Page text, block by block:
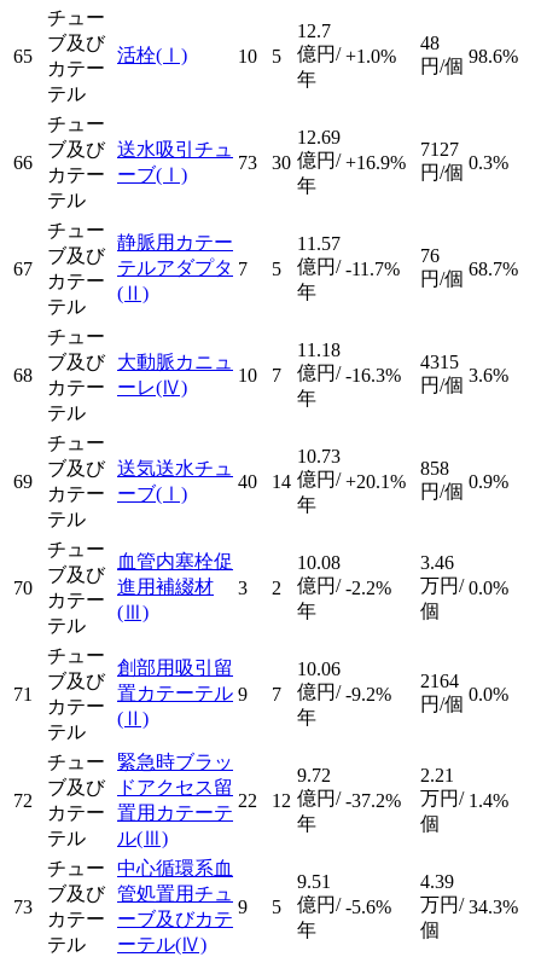
65
チュー
ブ及び
カテー
テル
活栓(Ⅰ) 10 5
12.7
億円/
年
+1.0%
48
円/個 98.6%
66
チュー
ブ及び
カテー
テル
送水吸引チュ
ーブ(Ⅰ)
73 30
12.69
億円/
年
+16.9%
7127
円/個 0.3%
67
チュー
ブ及び
カテー
テル
静脈用カテー
テルアダプタ
(Ⅱ)
7 5
11.57
億円/
年
-11.7%
76
円/個 68.7%
68
チュー
ブ及び
カテー
テル
大動脈カニュ
ーレ(Ⅳ)
10 7
11.18
億円/
年
-16.3%
4315
円/個 3.6%
69
チュー
ブ及び
カテー
テル
送気送水チュ
ーブ(Ⅰ)
40 14
10.73
億円/
年
+20.1%
858
円/個 0.9%
70
チュー
ブ及び
カテー
テル
血管内塞栓促
進用補綴材
(Ⅲ)
3 2
10.08
億円/
年
-2.2%
3.46
万円/
個
0.0%
71
チュー
ブ及び
カテー
テル
創部用吸引留
置カテーテル
(Ⅱ)
9 7
10.06
億円/
年
-9.2%
2164
円/個 0.0%
72
チュー
ブ及び
カテー
テル
緊急時ブラッ
ドアクセス留
置用カテーテ
ル(Ⅲ)
22 12
9.72
億円/
年
-37.2%
2.21
万円/
個
1.4%
73
チュー
ブ及び
カテー
テル
中心循環系血
管処置用チュ
ーブ及びカテ
ーテル(Ⅳ)
9 5
9.51
億円/
年
-5.6%
4.39
万円/
個
34.3%